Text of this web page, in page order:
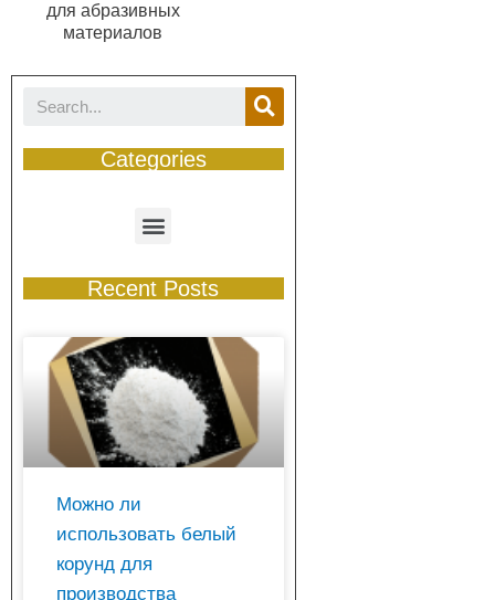
для абразивных
материалов
Categories
Recent Posts
Можно ли
использовать белый
корунд для
производства